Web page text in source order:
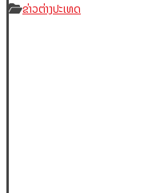
ຂ່າວຕ່າງປະເທດ